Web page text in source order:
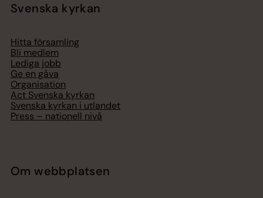
Svenska kyrkan
Hitta församling
Bli medlem
Lediga jobb
Ge en gåva
Organisation
Act Svenska kyrkan
Svenska kyrkan i utlandet
Press – nationell nivå
Om webbplatsen